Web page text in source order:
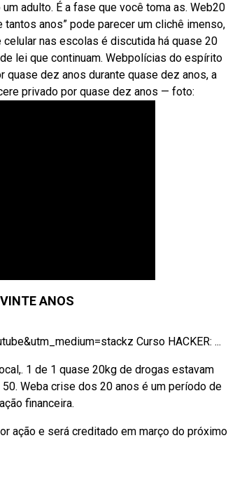
adulto. É a fase que você toma as. Web20
anos” pode parecer um clichê imenso,
nas escolas é discutida há quase 20
lei que continuam. Webpolícias do espírito
quase dez anos durante quase dez anos, a
privado por quase dez anos — foto:
ANOS
Curso HACKER: ...
1 de 1 quase 20kg de drogas estavam
Weba crise dos 20 anos é um período de
financeira.
ação e será creditado em março do próximo